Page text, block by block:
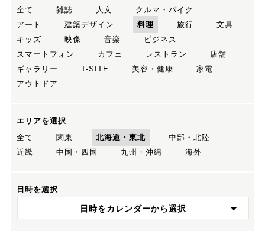
全て
雑誌 人文
クルマ・バイク
アート
建築デザイン 料理 旅行
文具
キッズ
映像 音楽
ビジネス
スマートフォン
カフェ レストラン
店舗
ギャラリー
T-SITE 美容・健康
家電
アウトドア
エリアを選択
全て
関東 北海道・東北
中部・北陸
近畿
中国・四国 九州・沖縄 海外
日時を選択
日時をカレンダーから選択